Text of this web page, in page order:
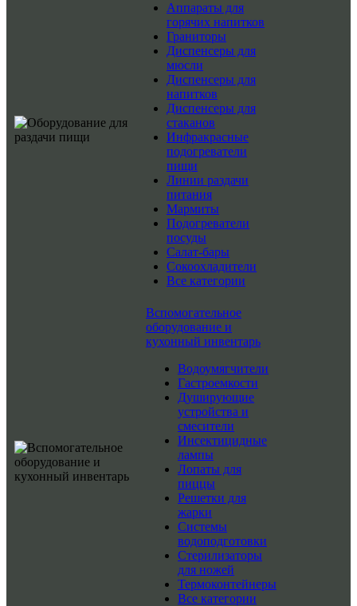
Аппараты для
горячих напитков
Граниторы
Диспенсеры для
мюсли
Диспенсеры для
напитков
Диспенсеры для
стаканов
Инфракрасные
подогреватели
пищи
Линии раздачи
питания
Мармиты
Подогреватели
посуды
Салат-бары
Сокоохладители
Все категории
Вспомогательное
оборудование и
кухонный инвентарь
Водоумягчители
Гастроемкости
Душирующие
устройства и
смесители
Инсектицидные
лампы
Лопаты для
пиццы
Решетки для
жарки
Системы
водоподготовки
Стерилизаторы
для ножей
Термоконтейнеры
Все категории